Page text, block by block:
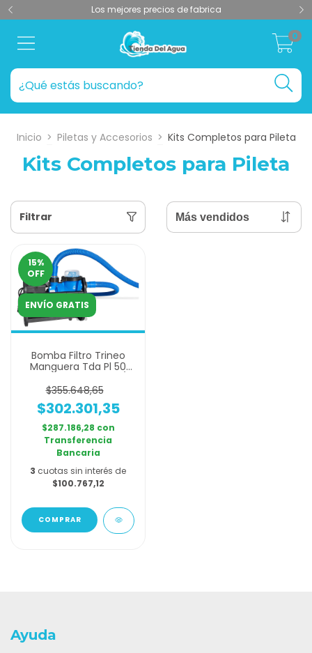
Los mejores precios de fabrica
0
Inicio > Piletas y Accesorios > Kits Completos para Pileta
Kits Completos para Pileta
Filtrar
15%
OFF
ENVÍO GRATIS
Bomba Filtro Trineo
Manguera Tda Pl 50
$355.648,65
$302.301,35
$287.186,28 con
Transferencia
Bancaria
3 cuotas sin interés de
$100.767,12
Ayuda